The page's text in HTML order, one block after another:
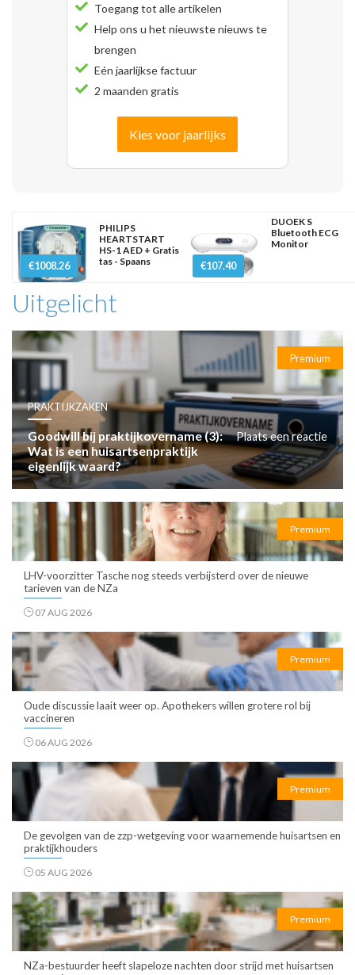
Toegang tot alle artikelen
Help ons u het nieuwste nieuws te
brengen
Eén jaarlijkse factuur
2 maanden gratis
Kies voor jaarlijks
€1008.26
PHILIPS
HEARTSTART
HS-1 AED + Gratis
tas - Spaans
€107.40
DUOEK S
Bluetooth ECG
Monitor
Uitgelicht
Premium
PRAKTIJKZAKEN
Goodwill bij praktijkovername (3):
Wat is een huisartsenpraktijk
eigenlijk waard?
Plaats een reactie
Premium
LHV-voorzitter Tasche nog steeds verbijsterd over de nieuwe
tarieven van de NZa
07 AUG 2026
Premium
Oude discussie laait weer op. Apothekers willen grotere rol bij
vaccineren
06 AUG 2026
Premium
De gevolgen van de zzp-wetgeving voor waarnemende huisartsen en
praktijkhouders
05 AUG 2026
Premium
NZa-bestuurder heeft slapeloze nachten door strijd met huisartsen